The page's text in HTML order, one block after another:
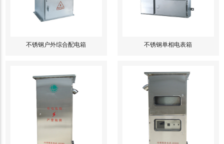
不锈钢户外综合配电箱 不锈钢单相电表箱